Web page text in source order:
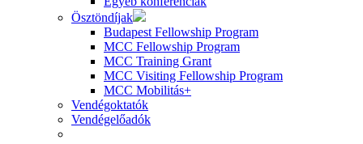
Ösztöndíjak
Budapest Fellowship Program
MCC Fellowship Program
MCC Training Grant
MCC Visiting Fellowship Program
MCC Mobilitás+
Vendégoktatók
Vendégelőadók